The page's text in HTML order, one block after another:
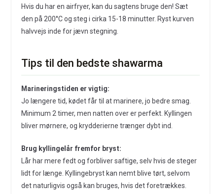
Hvis du har en airfryer, kan du sagtens bruge den! Sæt
den på 200°C og steg i cirka 15-18 minutter. Ryst kurven
halvvejs inde for jævn stegning.
Tips til den bedste shawarma
Marineringstiden er vigtig:
Jo længere tid, kødet får til at marinere, jo bedre smag.
Minimum 2 timer, men natten over er perfekt. Kyllingen
bliver mørnere, og krydderierne trænger dybt ind.
Brug kyllingelår fremfor bryst:
Lår har mere fedt og forbliver saftige, selv hvis de steger
lidt for længe. Kyllingebryst kan nemt blive tørt, selvom
det naturligvis også kan bruges, hvis det foretrækkes.